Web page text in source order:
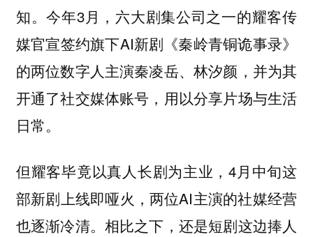
知。今年3月，六大剧集公司之一的耀客传
媒官宣签约旗下AI新剧《秦岭青铜诡事录》
的两位数字人主演秦凌岳、林汐颜，并为其
开通了社交媒体账号，用以分享片场与生活
日常。
但耀客毕竟以真人长剧为主业，4月中旬这
部新剧上线即哑火，两位AI主演的社媒经营
也逐渐冷清。相比之下，还是短剧这边捧人